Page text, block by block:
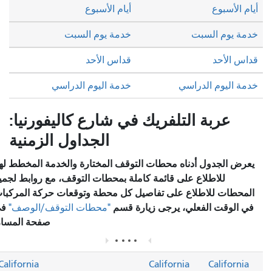
خدمة يوم السبت خدمة يوم السبت
قداس الأحد قداس الأحد
أيام الأسبوع أيام الأسبوع
خدمة اليوم الدراسي خدمة اليوم الدراسي
عربة التلفريك في شارع كاليفورنيا:
الجداول الزمنية
يعرض الجدول أدناه محطات التوقف المختارة والخدمة المخطط لها.
للاطلاع على قائمة كاملة بمحطات التوقف، مع روابط لجميع
المحطات للاطلاع على تفاصيل كل محطة وتوقعات حركة المركبات
في الوقت الفعلي، يرجى زيارة قسم"محطات التوقف/الوصف"في
صفحة المسار.
California
California
California